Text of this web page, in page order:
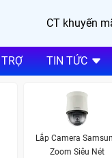
CT khuyến
TIN TỨC
Lắp Camera
Zoom Siêu Nét